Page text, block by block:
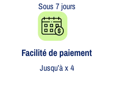
Sous 7 jours
Facilité de paiement
Jusqu’à x 4